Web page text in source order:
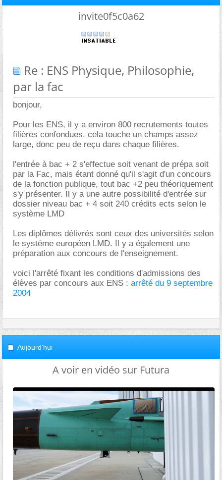
invite0f5c0a62
Re : ENS Physique, Philosophie,
par la fac
bonjour,
Pour les ENS, il y a environ 800 recrutements toutes
filières confondues. cela touche un champs assez
large, donc peu de reçu dans chaque filières.
l'entrée à bac + 2 s'effectue soit venant de prépa soit
par la Fac, mais étant donné qu'il s'agit d'un concours
de la fonction publique, tout bac +2 peu théoriquement
s'y présenter. Il y a une autre possibilité d'entrée sur
dossier niveau bac + 4 soit 240 crédits ects selon le
système LMD
Les diplômes délivrés sont ceux des universités selon
le système européen LMD. Il y a également une
préparation aux concours de l'enseignement.
voici l'arrêté fixant les conditions d'admissions des
élèves par concours aux ENS : arrêté du 9 septembre
2004
Aujourd'hui
A voir en vidéo sur Futura